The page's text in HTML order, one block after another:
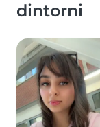
dintorni